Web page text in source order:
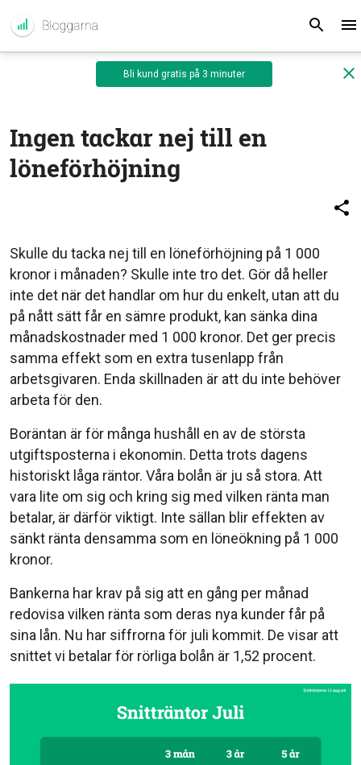
Bli kund gratis på 3 minuter
Ingen tackar nej till en
löneförhöjning
Skulle du tacka nej till en löneförhöjning på 1 000
kronor i månaden? Skulle inte tro det. Gör då heller
inte det när det handlar om hur du enkelt, utan att du
på nått sätt får en sämre produkt, kan sänka dina
månadskostnader med 1 000 kronor. Det ger precis
samma effekt som en extra tusenlapp från
arbetsgivaren. Enda skillnaden är att du inte behöver
arbeta för den.
Boräntan är för många hushåll en av de största
utgiftsposterna i ekonomin. Detta trots dagens
historiskt låga räntor. Våra bolån är ju så stora. Att
vara lite om sig och kring sig med vilken ränta man
betalar, är därför viktigt. Inte sällan blir effekten av
sänkt ränta densamma som en löneökning på 1 000
kronor.
Bankerna har krav på sig att en gång per månad
redovisa vilken ränta som deras nya kunder får på
sina lån. Nu har siffrorna för juli kommit. De visar att
snittet vi betalar för rörliga bolån är 1,52 procent.